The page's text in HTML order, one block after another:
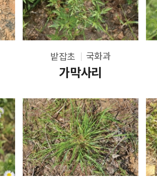
밭잡초 국화과
가막사리